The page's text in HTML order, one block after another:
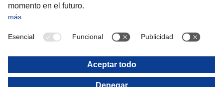
Turkey
OCEANIA